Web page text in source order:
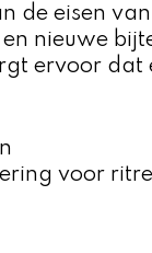
de eisen
nieuwe
ervoor
voor